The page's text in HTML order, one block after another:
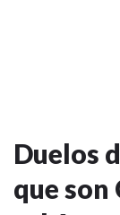
Duelos
que son